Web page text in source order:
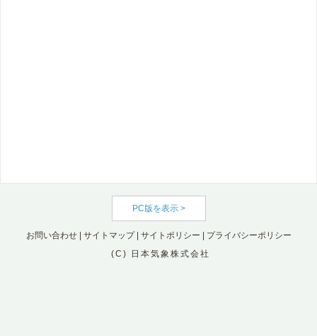
PC版を表示 >
お問い合わせ| サイトマップ| サイトポリシー
プライバシーポリシー
(C) 日本気象株式会社